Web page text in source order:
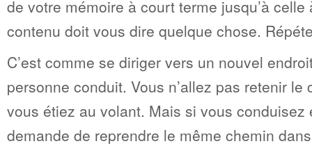
de votre mémoire à court terme jusqu’à
contenu doit vous dire quelque chose.
C’est comme se diriger vers un nouvel
personne conduit. Vous n’allez pas retenir
vous étiez au volant. Mais si vous conduisez
demande de reprendre le même chemin